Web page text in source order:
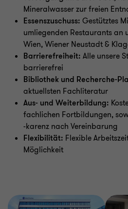
Mineralwasser zur freien
Essenszuschuss: Gestütztes
umliegenden Restaurants an
Wien, Wiener Neustadt &
Barrierefreiheit: Alle unsere
barrierefrei
Bibliothek und Recherche-
aktuellsten Fachliteratur
Aus- und Weiterbildung:
fachlichen Fortbildungen,
-karenz nach Vereinbarung
Flexibilität: Flexible
Möglichkeit